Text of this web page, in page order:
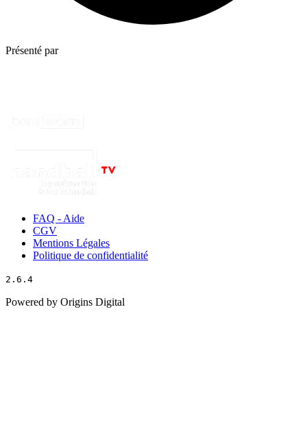
Présenté par
FAQ - Aide
CGV
Mentions Légales
Politique de confidentialité
2.6.4
Powered by Origins Digital